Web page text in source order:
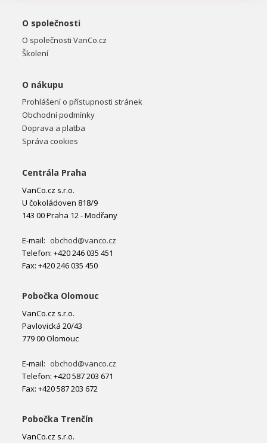
O společnosti
O společnosti VanCo.cz
Školení
O nákupu
Prohlášení o přístupnosti stránek
Obchodní podmínky
Doprava a platba
Správa cookies
Centrála Praha
VanCo.cz s.r.o.
U čokoládoven 818/9
143 00 Praha 12 - Modřany
E-mail: obchod@vanco.cz
Telefon: +420 246 035 451
Fax: +420 246 035 450
Pobočka Olomouc
VanCo.cz s.r.o.
Pavlovická 20/43
779 00 Olomouc
E-mail: obchod@vanco.cz
Telefon: +420 587 203 671
Fax: +420 587 203 672
Pobočka Trenčín
VanCo.cz s.r.o.